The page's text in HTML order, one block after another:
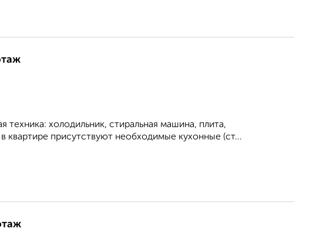
холодильник, стиральная машина, плита,
квартире присутствуют необходимые кухонные (ст...